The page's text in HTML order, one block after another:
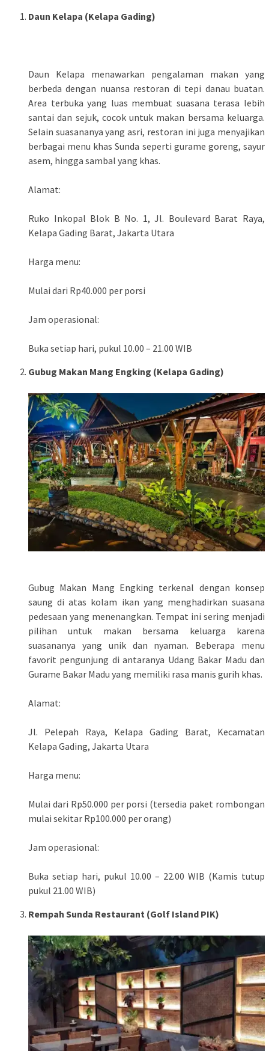
Daun Kelapa (Kelapa Gading)
Daun Kelapa menawarkan pengalaman makan yang
berbeda dengan nuansa restoran di tepi danau buatan.
Area terbuka yang luas membuat suasana terasa lebih
santai dan sejuk, cocok untuk makan bersama keluarga.
Selain suasananya yang asri, restoran ini juga menyajikan
berbagai menu khas Sunda seperti gurame goreng, sayur
asem, hingga sambal yang khas.
Alamat:
Ruko Inkopal Blok B No. 1, Jl. Boulevard Barat Raya,
Kelapa Gading Barat, Jakarta Utara
Harga menu:
Mulai dari Rp40.000 per porsi
Jam operasional:
Buka setiap hari, pukul 10.00 – 21.00 WIB
Gubug Makan Mang Engking (Kelapa Gading)
Gubug Makan Mang Engking terkenal dengan konsep
saung di atas kolam ikan yang menghadirkan suasana
pedesaan yang menenangkan. Tempat ini sering menjadi
pilihan untuk makan bersama keluarga karena
suasananya yang unik dan nyaman. Beberapa menu
favorit pengunjung di antaranya Udang Bakar Madu dan
Gurame Bakar Madu yang memiliki rasa manis gurih khas.
Alamat:
Jl. Pelepah Raya, Kelapa Gading Barat, Kecamatan
Kelapa Gading, Jakarta Utara
Harga menu:
Mulai dari Rp50.000 per porsi (tersedia paket rombongan
mulai sekitar Rp100.000 per orang)
Jam operasional:
Buka setiap hari, pukul 10.00 – 22.00 WIB (Kamis tutup
pukul 21.00 WIB)
Rempah Sunda Restaurant (Golf Island PIK)